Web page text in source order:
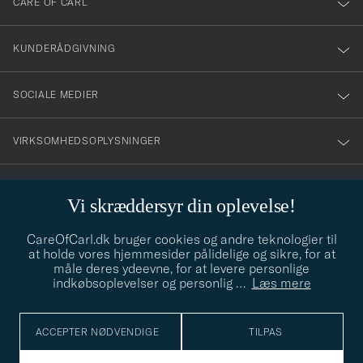
Vi skræddersyr din oplevelse!
CareOfCarl.dk bruger cookies og andre teknologier til
at holde vores hjemmesider pålidelige og sikre, for at
måle deres ydeevne, for at levere personlige
indkøbsoplevelser og personlig … Læs mere
ACCEPTER NØDVENDIGE TILPAS
vårt
nyhetsbrev!
KUNDERÅDGIVNING
SOCIALE MEDIER
VIRKSOMHEDSOPLYSNINGER
info@careofcarl.dk
Behøver du hjælp til at finde din stil? Lad os hjælpe dig, vi hjælper
gerne til!
STILRÅD